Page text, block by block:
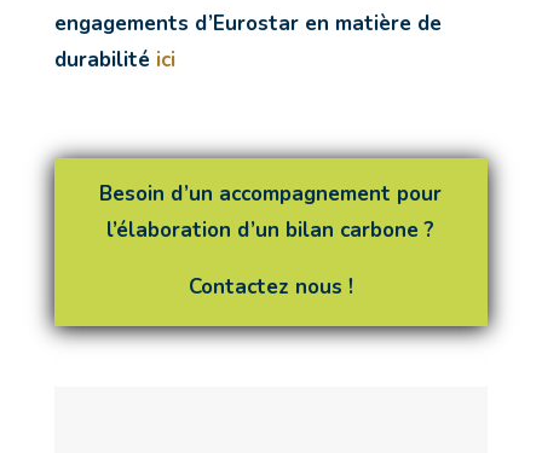
engagements d’Eurostar en matière de
durabilité ici
Besoin d’un accompagnement pour
l’élaboration d’un bilan carbone ?
Contactez nous !